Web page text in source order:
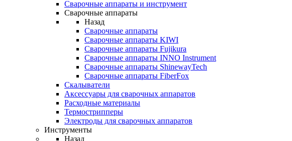
Сварочные аппараты и инструмент
Сварочные аппараты
Назад
Сварочные аппараты
Сварочные аппараты KIWI
Сварочные аппараты Fujikura
Сварочные аппараты INNO Instrument
Сварочные аппараты ShinewayTech
Cварочные аппараты FiberFox
Скалыватели
Аксессуары для сварочных аппаратов
Расходные материалы
Термострипперы
Электроды для сварочных аппаратов
Инструменты
Назад